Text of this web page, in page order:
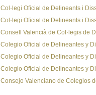
Col·legi Oficial de Delineants i
Col·legi Oficial de Delineants i
Consell Valencià de Col·legis de
Colegio Oficial de Delineantes y
Colegio Oficial de Delineantes y
Colegio Oficial de Delineantes y
Consejo Valenciano de Colegios